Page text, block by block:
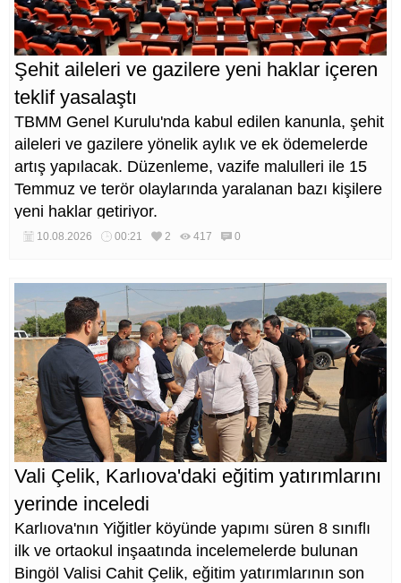
Şehit aileleri ve gazilere yeni haklar içeren
teklif yasalaştı
TBMM Genel Kurulu'nda kabul edilen kanunla, şehit
aileleri ve gazilere yönelik aylık ve ek ödemelerde
artış yapılacak. Düzenleme, vazife malulleri ile 15
Temmuz ve terör olaylarında yaralanan bazı kişilere
yeni haklar getiriyor.
10.08.2026 00:21 2 417 0
Vali Çelik, Karlıova'daki eğitim yatırımlarını
yerinde inceledi
Karlıova'nın Yiğitler köyünde yapımı süren 8 sınıflı
ilk ve ortaokul inşaatında incelemelerde bulunan
Bingöl Valisi Cahit Çelik, eğitim yatırımlarının son